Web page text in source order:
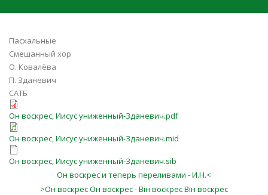
Пасхальные
Смешанный хор
О. Ковалёва
П. Зданевич
САТБ
Он воскрес, Иисус униженный-Зданевич.pdf
Он воскрес, Иисус униженный-Зданевич.mid
Он воскрес, Иисус униженный-Зданевич.sib
Он воскрес и теперь переливами - И.Н.<
>Он воскрес Он воскрес - Він воскрес Він воскрес